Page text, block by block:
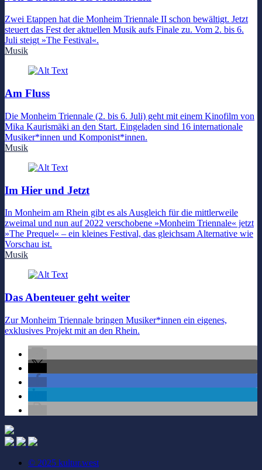
Zwei Etappen hat die Monheim Triennale II schon bewältigt. Jetzt
steuert das Fest der aktuellen Musik aufs Finale zu. Vom 2. bis 6.
Juli steigt »The Festival«.
Musik
Am Fluss
Die Monheim Triennale (2. bis 6. Juli) geht mit einem Kinofilm von
Mika Kaurismäki an den Start. Eingeladen sind 16 internationale
Musiker*innen und Komponist*innen.
Musik
Im Hier und Jetzt
In Monheim am Rhein gibt es als Ausgleich für die mittlerweile
zweimal und nun auf 2022 verschobene »Monheim Triennale« jetzt
»The Prequel« – ein kleines Festival, das gleichsam Alternative wie
Vorschau ist.
Musik
Das Abenteuer geht weiter
Zur Monheim Triennale bringen Musiker*innen ein eigenes,
exklusives Projekt mit an den Rhein.
© 2025 kultur.west